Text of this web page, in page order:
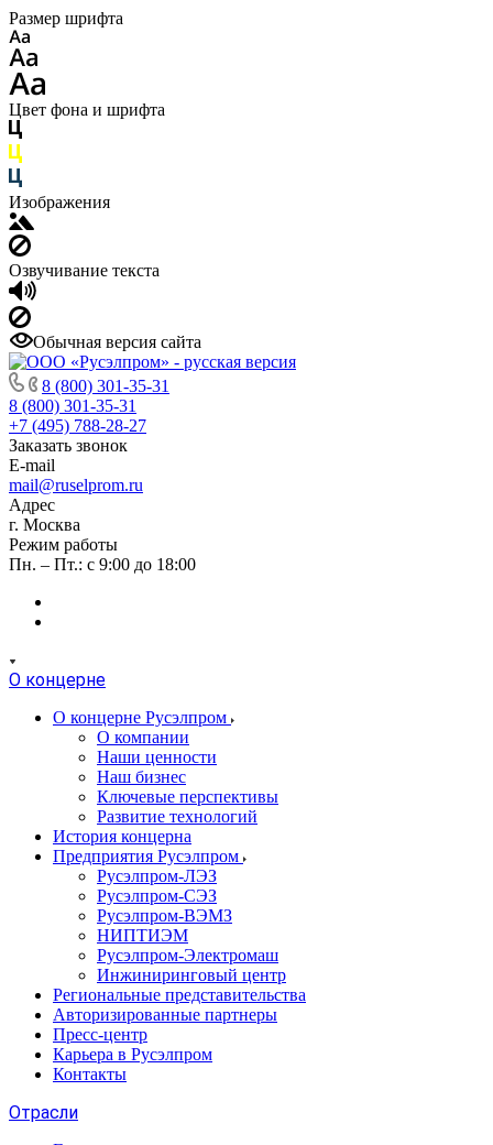
Размер шрифта
Цвет фона и шрифта
Изображения
Озвучивание текста
Обычная версия сайта
8 (800) 301-35-31
8 (800) 301-35-31
+7 (495) 788-28-27
Заказать звонок
E-mail
mail@ruselprom.ru
Адрес
г. Москва
Режим работы
Пн. – Пт.: с 9:00 до 18:00
О концерне
О концерне Русэлпром
О компании
Наши ценности
Наш бизнес
Ключевые перспективы
Развитие технологий
История концерна
Предприятия Русэлпром
Русэлпром-ЛЭЗ
Русэлпром-СЭЗ
Русэлпром-ВЭМЗ
НИПТИЭМ
Русэлпром-Электромаш
Инжиниринговый центр
Региональные представительства
Авторизированные партнеры
Пресс-центр
Карьера в Русэлпром
Контакты
Отрасли